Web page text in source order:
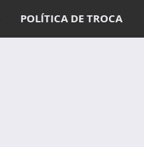
POLÍTICA DE TROCA